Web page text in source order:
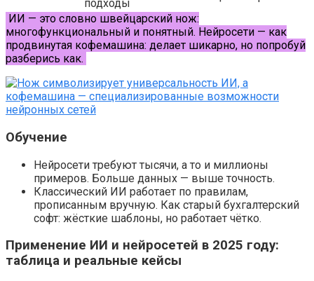
подходы
ИИ — это словно швейцарский нож:
многофункциональный и понятный. Нейросети — как
продвинутая кофемашина: делает шикарно, но попробуй
разберись как.
Обучение
Нейросети требуют тысячи, а то и миллионы
примеров. Больше данных — выше точность.
Классический ИИ работает по правилам,
прописанным вручную. Как старый бухгалтерский
софт: жёсткие шаблоны, но работает чётко.
Применение ИИ и нейросетей в 2025 году:
таблица и реальные кейсы